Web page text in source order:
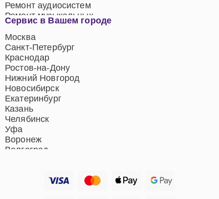
Сервис в Вашем городе
Москва
Санкт-Петербург
Краснодар
Ростов-на-Дону
Нижний Новгород
Новосибирск
Екатеринбург
Казань
Челябинск
Уфа
Воронеж
Волгоград
Ремонт аудиосистем
Ремонт музыкальных
центров
Ремонт домашних
кинотеатров
Ремонт микрофонов
Ремонт акустических
систем